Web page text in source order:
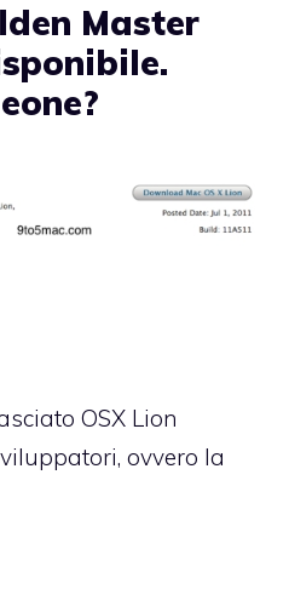
Master
OSX Lion
ovvero la